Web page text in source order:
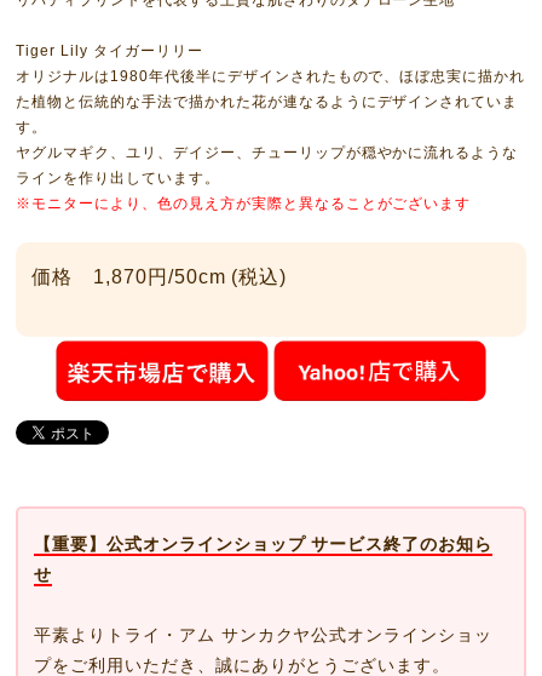
Tiger Lily タイガーリリー
オリジナルは1980年代後半にデザインされたもので、ほぼ忠実に描かれ
た植物と伝統的な手法で描かれた花が連なるようにデザインされていま
す。
ヤグルマギク、ユリ、デイジー、チューリップが穏やかに流れるような
ラインを作り出しています。
※モニターにより、色の見え方が実際と異なることがございます
価格 1,870円/50cm (税込)
【重要】公式オンラインショップ サービス終了のお知ら
せ
平素よりトライ・アム サンカクヤ公式オンラインショッ
プをご利用いただき、誠にありがとうございます。